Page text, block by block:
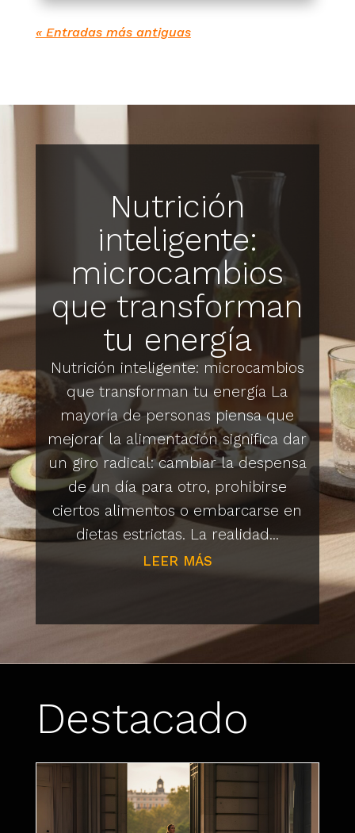
« Entradas más antiguas
Nutrición
inteligente:
microcambios
que transforman
tu energía
Nutrición inteligente: microcambios
que transforman tu energía La
mayoría de personas piensa que
mejorar la alimentación significa dar
un giro radical: cambiar la despensa
de un día para otro, prohibirse
ciertos alimentos o embarcarse en
dietas estrictas. La realidad...
LEER MÁS
Destacado